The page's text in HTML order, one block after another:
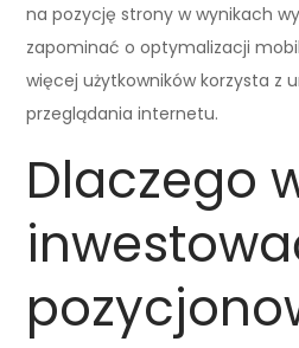
na pozycję strony w wynikach
zapominać o optymalizacji
więcej użytkowników korzysta z
przeglądania internetu.
Dlaczego